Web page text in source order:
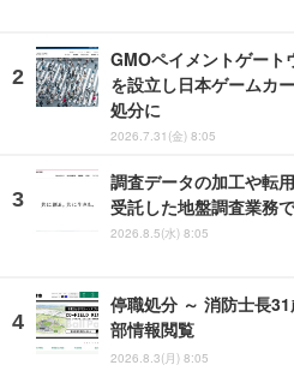
GMOペイメントゲート
を設立し日本ゲームカ
処分に
2026.7.31(金) 8:05
調査データの加工や転
受託した地盤調査業務
2026.8.5(水) 8:05
停職処分 ～ 消防士長
部情報閲覧
2026.8.3(月) 8:05